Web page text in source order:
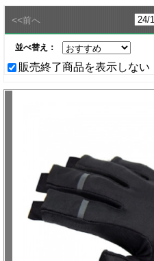
<<前へ
並べ替え：
販売終了商品を表示しない